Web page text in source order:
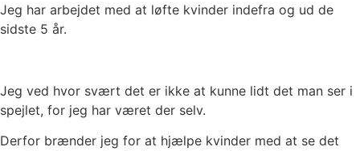
Jeg har arbejdet med at løfte kvinder indefra og ud de
sidste 5 år.
Jeg ved hvor svært det er ikke at kunne lidt det man ser i
spejlet, for jeg har været der selv.
Derfor brænder jeg for at hjælpe kvinder med at se det